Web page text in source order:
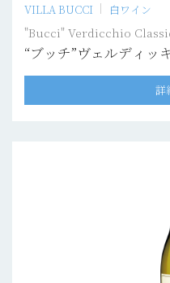
VILLA BUCCI 白ワイン
"Bucci" Verdicchio
“ブッチ”ヴェルディ
詳